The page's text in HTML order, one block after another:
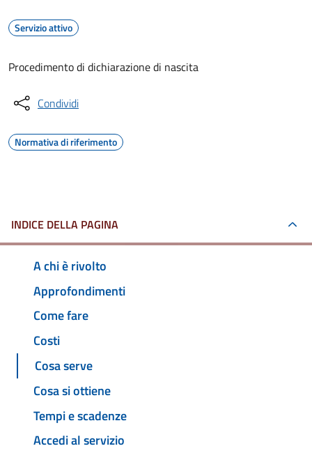
Servizio attivo
Procedimento di dichiarazione di nascita
Condividi
Normativa di riferimento
INDICE DELLA PAGINA
A chi è rivolto
Approfondimenti
Come fare
Costi
Cosa serve
Cosa si ottiene
Tempi e scadenze
Accedi al servizio